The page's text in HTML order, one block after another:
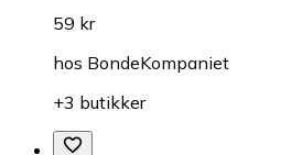
59 kr
hos BondeKompaniet
+3 butikker